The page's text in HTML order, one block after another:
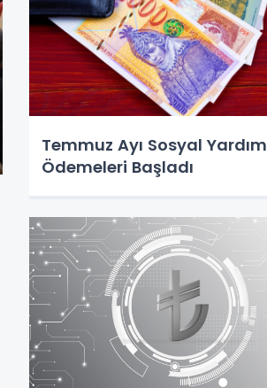
Temmuz Ayı Sosyal Yardım
Ödemeleri Başladı